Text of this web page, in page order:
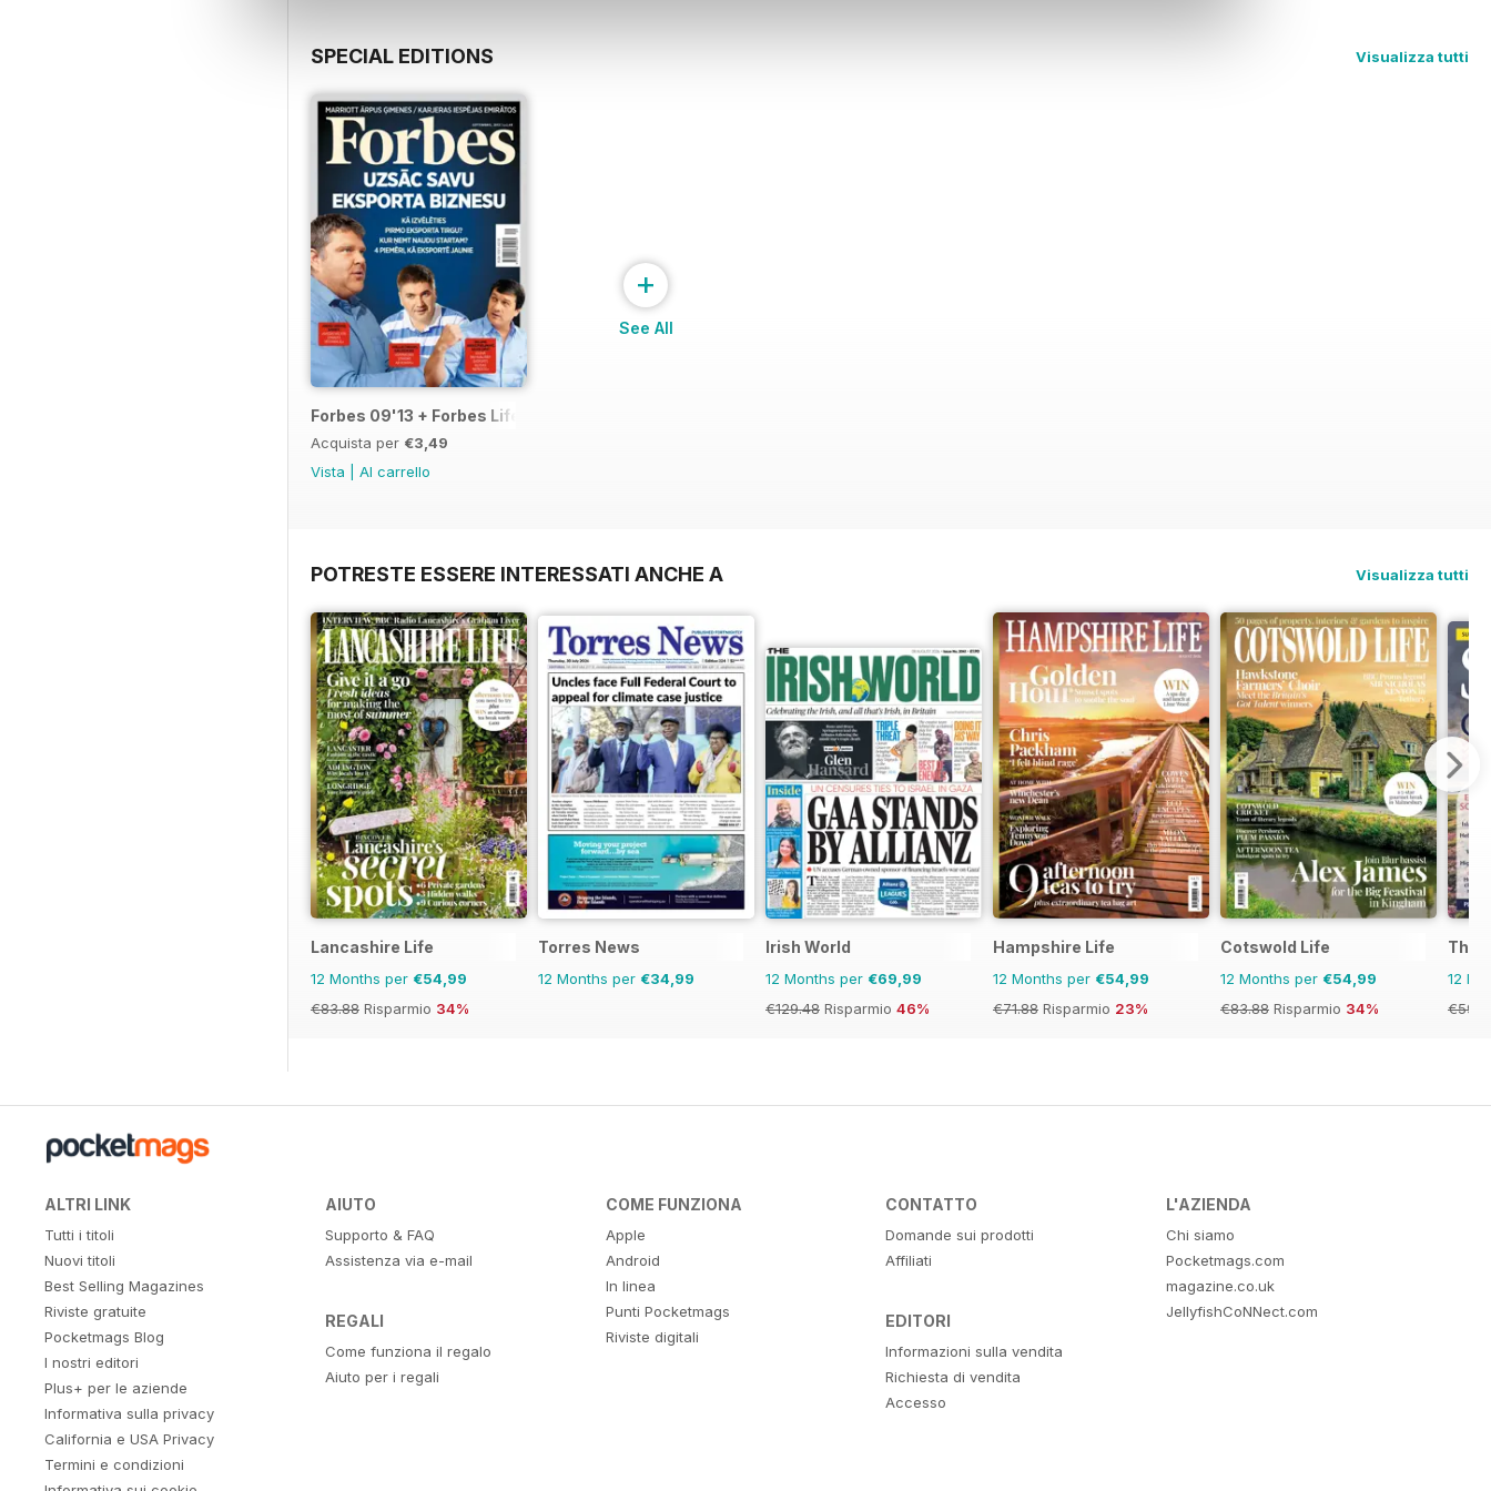
54 | Investīcijas bērnu labā
NUMURA TĒMA
60 | Fantastiskā pasaule bez interneta
66 | Viļņa virsotnē
70 | Vēl viena sadzīves iekārta – uzpildes stacija
74 | Dzelžainās ambīcijas
GRĀMATA
78 | Neizniekojiet naudu
STILS
86 | Pasaules tautu dziesmas un dejas
88 | Domas par Vērtībām
SPECIAL EDITIONS Visualizza tutti
Forbes 09'13 + Forbes Life
Acquista per €3,49
Vista
Al carrello
+
See All
POTRESTE ESSERE INTERESSATI ANCHE A Visualizza tutti
Lancashire Life
12 Months per €54,99
€83.88 Risparmio 34%
Torres News
12 Months per €34,99
Irish World
12 Months per €69,99
€129.48 Risparmio 46%
Hampshire Life
12 Months per €54,99
€71.88 Risparmio 23%
Cotswold Life
12 Months per €54,99
€83.88 Risparmio 34%
The
12
ALTRI LINK
Tutti i titoli
Nuovi titoli
Best Selling Magazines
Riviste gratuite
Pocketmags Blog
I nostri editori
Plus+ per le aziende
Informativa sulla privacy
California e USA Privacy
Termini e condizioni
AIUTO
Supporto & FAQ
Assistenza via e-mail
REGALI
Come funziona il regalo
Aiuto per i regali
COME FUNZIONA
Apple
Android
In linea
Punti Pocketmags
Riviste digitali
CONTATTO
Domande sui prodotti
Affiliati
EDITORI
Informazioni sulla vendita
Richiesta di vendita
Accesso
L'AZIENDA
Chi siamo
Pocketmags.com
magazine.co.uk
JellyfishCoNNect.com